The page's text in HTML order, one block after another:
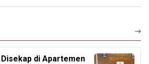
Disekap di Apartemen